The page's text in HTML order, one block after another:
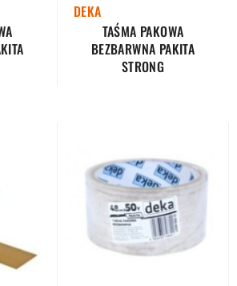
DEKA
TAŚMA PAKOWA
BEZBARWNA PAKITA
STRONG